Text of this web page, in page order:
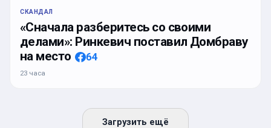
СКАНДАЛ
«Сначала разберитесь со своими
делами»: Ринкевич поставил Домбраву
на место
64
23 часа
Загрузить ещё